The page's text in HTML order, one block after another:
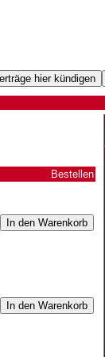
Bestellen